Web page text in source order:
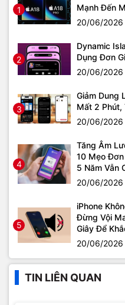
1
Mạnh Đến
20/06/2026
2
Dynamic
Dụng Đơn
20/06/2026
3
Giảm Dung
Mất 2 Phút,
20/06/2026
4
Tăng Âm
10 Mẹo Đơn
5 Năm Vẫn
20/06/2026
5
iPhone
Đừng Vội
Giây Để
20/06/2026
TIN LIÊN QUAN